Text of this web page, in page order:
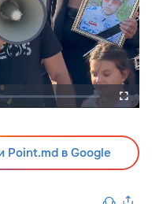
Point.md в Google